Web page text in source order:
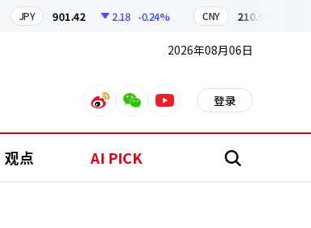
JPY 901.42 2.18 -0.24% CNY 210.96
2026年08月06日
weiboweixinyoutube 登录
观点 AI PICK 搜